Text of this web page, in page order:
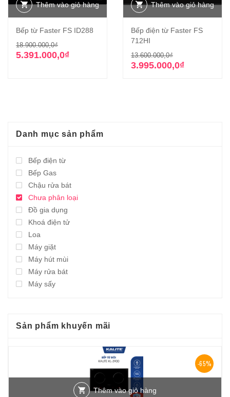
Thêm vào giỏ hàng
Bếp từ Faster FS ID288
18.900.000,0₫Giá
gốc
5.391.000,0₫
Giá
hiện
Thêm vào giỏ hàng
Bếp điện từ Faster FS
712HI
13.600.000,0₫Giá
gốc
3.995.000,0₫
Giá
hiện
Danh mục sản phẩm
Bếp điện từ
Bếp Gas
Chậu rửa bát
Chưa phân loại
Đồ gia dụng
Khoá điện tử
Loa
Máy giặt
Máy hút mùi
Máy rửa bát
Máy sấy
Sản phẩm khuyến mãi
-65%
Thêm vào giỏ hàng